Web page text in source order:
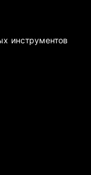
инструментов